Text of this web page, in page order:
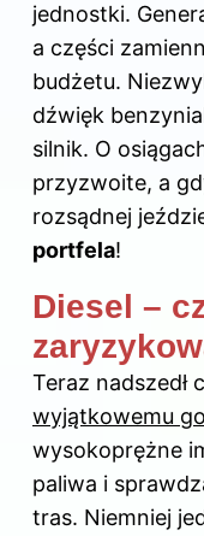
jednostki.
a części
budżetu.
dźwięk
silnik. O
przyzwoite, a
rozsądnej
portfela!
Diesel –
Teraz nadszedł
wyjątkowemu
wysokoprężne
paliwa i
tras. Niemniej